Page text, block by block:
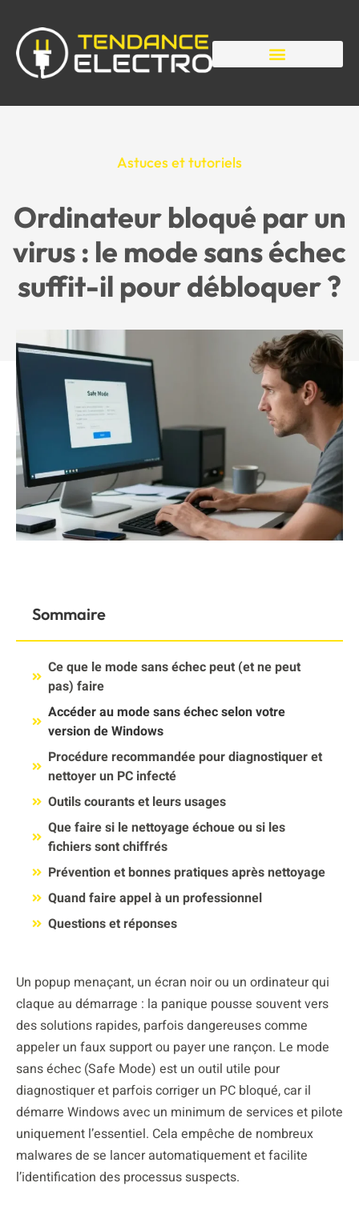
Astuces et tutoriels
Ordinateur bloqué par un
virus : le mode sans échec
suffit-il pour débloquer ?
Sommaire
Ce que le mode sans échec peut (et ne peut
pas) faire
Accéder au mode sans échec selon votre
version de Windows
Procédure recommandée pour diagnostiquer et
nettoyer un PC infecté
Outils courants et leurs usages
Que faire si le nettoyage échoue ou si les
fichiers sont chiffrés
Prévention et bonnes pratiques après nettoyage
Quand faire appel à un professionnel
Questions et réponses
Un popup menaçant, un écran noir ou un ordinateur qui
claque au démarrage : la panique pousse souvent vers
des solutions rapides, parfois dangereuses comme
appeler un faux support ou payer une rançon. Le mode
sans échec (Safe Mode) est un outil utile pour
diagnostiquer et parfois corriger un PC bloqué, car il
démarre Windows avec un minimum de services et pilote
uniquement l’essentiel. Cela empêche de nombreux
malwares de se lancer automatiquement et facilite
l’identification des processus suspects.